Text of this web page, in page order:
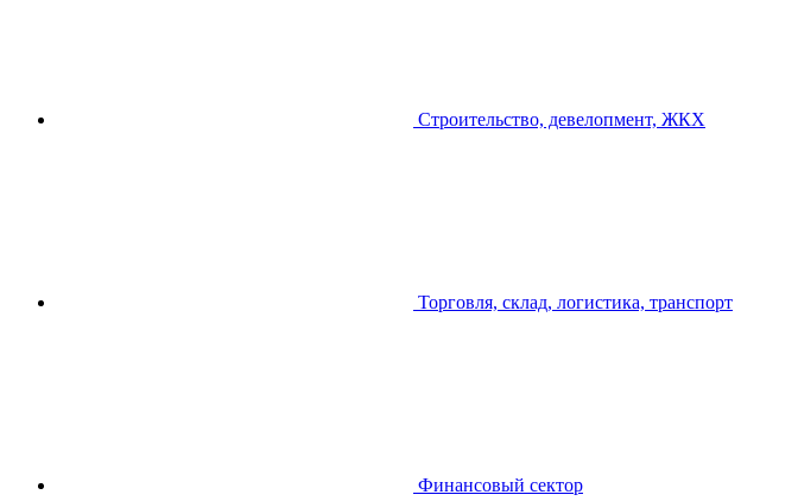
Строительство, девелопмент, ЖКХ
Торговля, склад, логистика, транспорт
Финансовый сектор